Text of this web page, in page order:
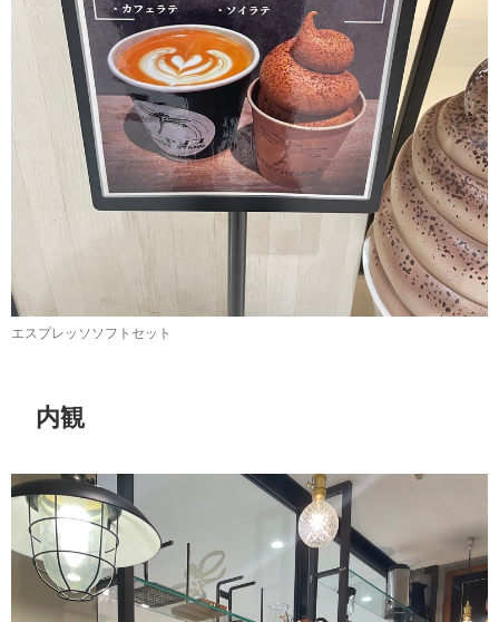
エスプレッソソフトセット
内観